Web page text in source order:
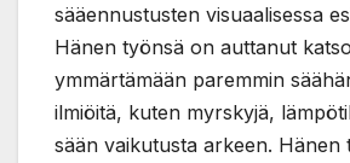
sääennustusten visuaalisessa
Hänen työnsä on auttanut
ymmärtämään paremmin
ilmiöitä, kuten myrskyjä,
sään vaikutusta arkeen. Hänen